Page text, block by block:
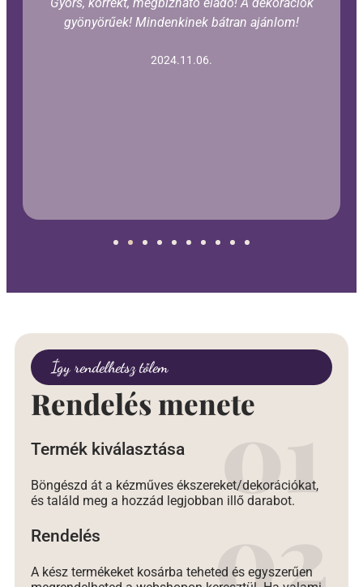
gyönyörűek! Mindenkinek bátran ajánlom!
2024.11.06.
Így rendelhetsz tőlem
Rendelés menete
Termék kiválasztása
Böngészd át a kézműves ékszereket/dekorációkat,
és találd meg a hozzád legjobban illő darabot.
Rendelés
A kész termékeket kosárba teheted és egyszerűen